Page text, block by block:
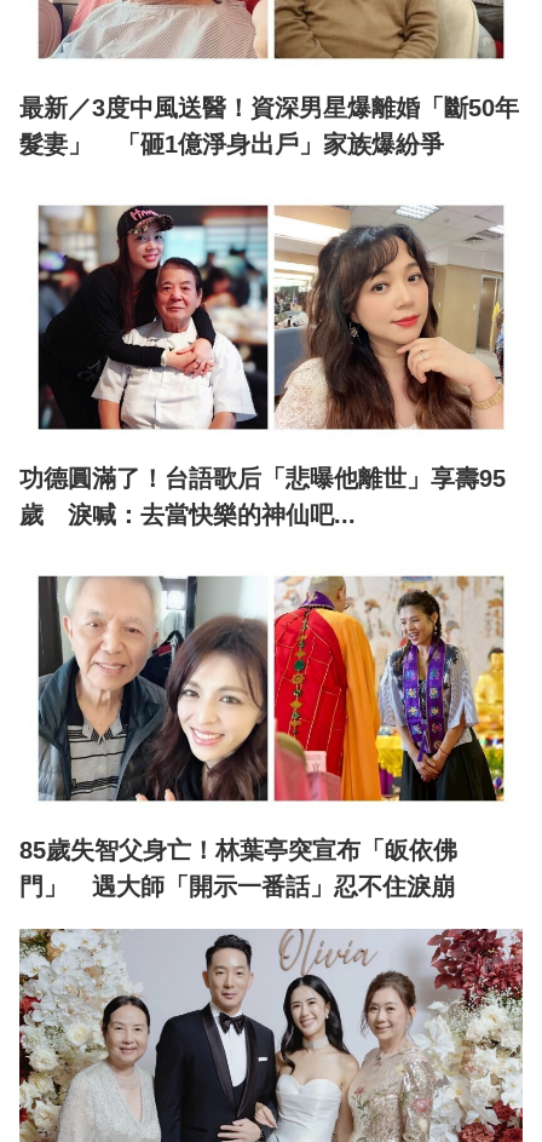
最新／3度中風送醫！資深男星爆離婚「斷50年
髮妻」 「砸1億淨身出戶」家族爆紛爭
功德圓滿了！台語歌后「悲曝他離世」享壽95
歲 淚喊：去當快樂的神仙吧...
85歲失智父身亡！林葉亭突宣布「皈依佛
門」 遇大師「開示一番話」忍不住淚崩